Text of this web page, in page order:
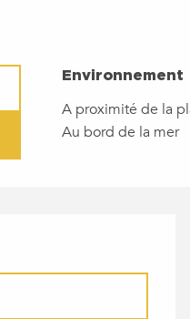
ENVIRONNEMENT
Environnement
A proximité de la
Au bord de la mer